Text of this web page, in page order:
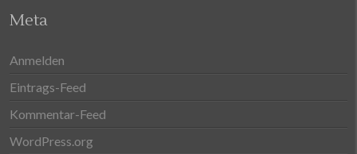
Meta
Anmelden
Eintrags-Feed
Kommentar-Feed
WordPress.org